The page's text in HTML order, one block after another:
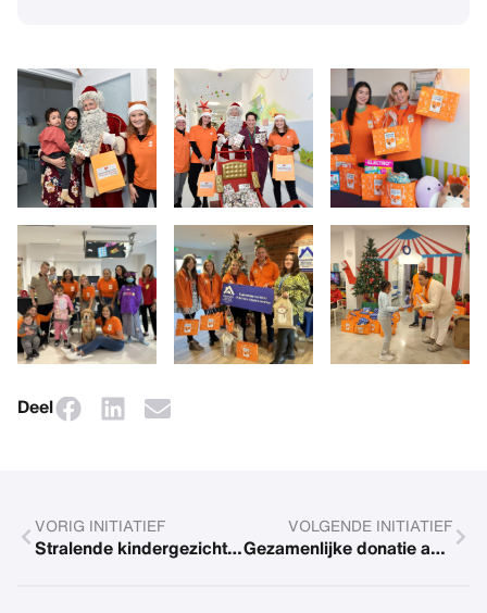
Deel
VORIG INITIATIEF
Stralende kindergezichten bij Regine's Children's Wiesn
VOLGENDE INITIATIEF
Gezamenlijke donatie aan Associação Acreditar